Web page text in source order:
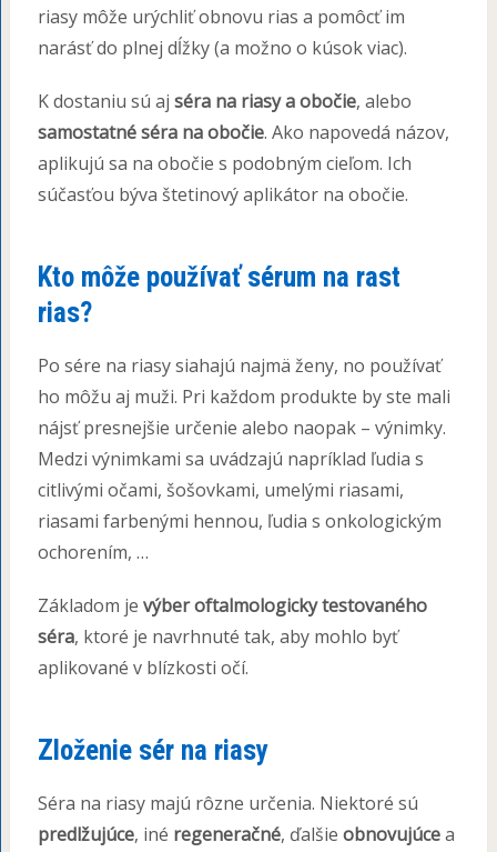
riasy môže urýchliť obnovu rias a pomôcť im
narásť do plnej dĺžky (a možno o kúsok viac).
K dostaniu sú aj séra na riasy a obočie, alebo
samostatné séra na obočie. Ako napovedá názov,
aplikujú sa na obočie s podobným cieľom. Ich
súčasťou býva štetinový aplikátor na obočie.
Kto môže používať sérum na rast
rias?
Po sére na riasy siahajú najmä ženy, no používať
ho môžu aj muži. Pri každom produkte by ste mali
nájsť presnejšie určenie alebo naopak – výnimky.
Medzi výnimkami sa uvádzajú napríklad ľudia s
citlivými očami, šošovkami, umelými riasami,
riasami farbenými hennou, ľudia s onkologickým
ochorením, …
Základom je výber oftalmologicky testovaného
séra, ktoré je navrhnuté tak, aby mohlo byť
aplikované v blízkosti očí.
Zloženie sér na riasy
Séra na riasy majú rôzne určenia. Niektoré sú
predlžujúce, iné regeneračné, ďalšie obnovujúcea